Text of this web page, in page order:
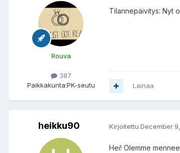
Rouva
387
Paikkakunta:PK-seutu
Tilannepäivitys: Nyt
Lainaa
heikku90 Kirjoitettu December
Hei! Olemme